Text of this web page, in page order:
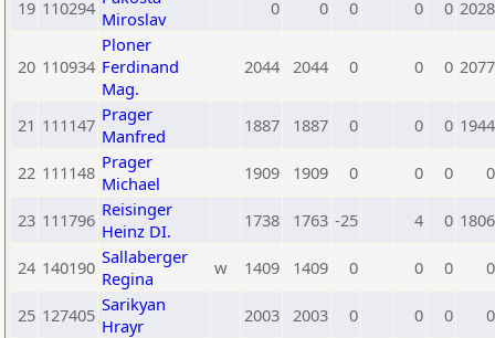
19 110294 Miroslav
0 0 0 0 0 2028
20 110934
Ploner
Ferdinand
Mag.
2044 2044 0 0 0 2077
21 111147 Prager
Manfred
1887 1887 0 0 0 1944
22 111148 Prager
Michael
1909 1909 0 0 0 0
23 111796 Reisinger
Heinz DI.
1738 1763 -25 4 0 1806
24 140190 Sallaberger
Regina
w 1409 1409 0 0 0 0
25 127405 Sarikyan
Hrayr
2003 2003 0 0 0 0